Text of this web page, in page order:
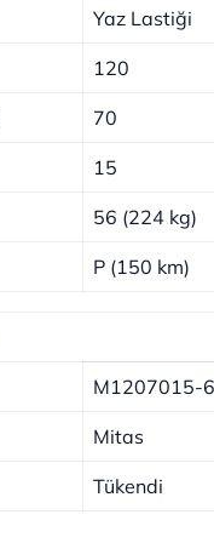
Yaz Lastiği
120
70
15
56 (224 kg)
P (150 km)
M1207015-
Mitas
Tükendi